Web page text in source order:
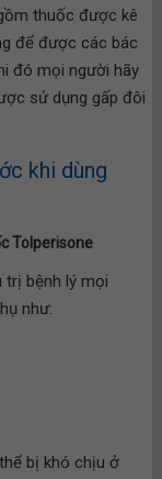
thuốc được kê
để được các bác
đó mọi người hãy
sử dụng gấp đôi
khi dùng
Tolperisone
trị bệnh lý mọi
như:
bị khó chịu ở